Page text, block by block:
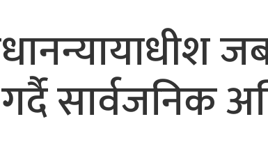
सार्वजनिक